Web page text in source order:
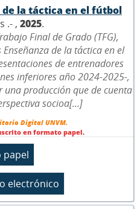
de la táctica en el fútbol
.- , 2025.
Final de Grado (TFG),
de la táctica en el
de entrenadores
inferiores año 2024-2025-,
una producción que de cuenta
socioa[...]
Digital UNVM.
en formato papel.